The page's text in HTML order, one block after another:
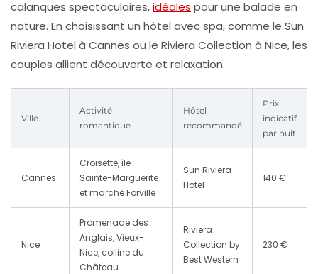
calanques spectaculaires,idéales pour une balade en
nature. En choisissant un hôtel avec spa, comme le Sun
Riviera Hotel à Cannes ou le Riviera Collection à Nice, les
couples allient découverte et relaxation.
Ville
Activité
romantique
Hôtel
recommandé
Prix
indicatif
par nuit
Cannes
Croisette, île
Sainte-Marguerite
et marché Forville
Sun Riviera
Hotel
140 €
Nice
Promenade des
Anglais, Vieux-
Nice, colline du
Château
Riviera
Collection by
Best Western
230 €